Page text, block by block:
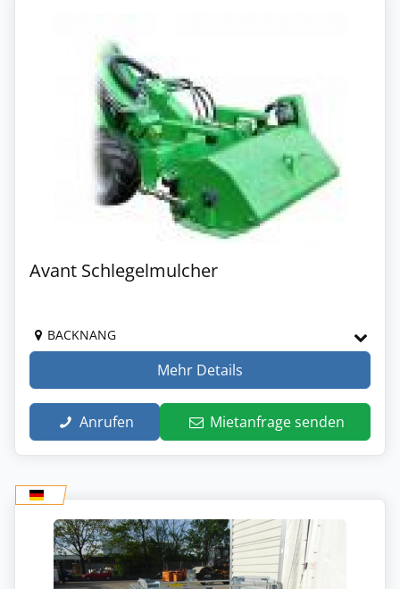
Avant Schlegelmulcher
BACKNANG
Mehr Details
Anrufen Mietanfrage senden